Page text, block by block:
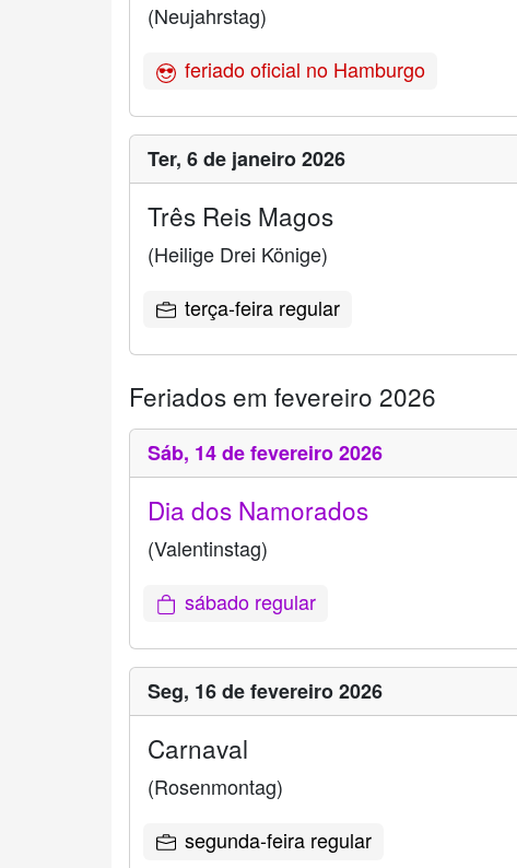
(Neujahrstag)
feriado oficial no Hamburgo
Ter, 6 de janeiro 2026
Três Reis Magos
(Heilige Drei Könige)
terça-feira regular
Feriados em fevereiro 2026
Sáb, 14 de fevereiro 2026
Dia dos Namorados
(Valentinstag)
sábado regular
Seg, 16 de fevereiro 2026
Carnaval
(Rosenmontag)
segunda-feira regular